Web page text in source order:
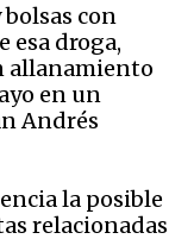
bolsas con
esa droga,
allanamiento
en un
Andrés
la posible
relacionadas